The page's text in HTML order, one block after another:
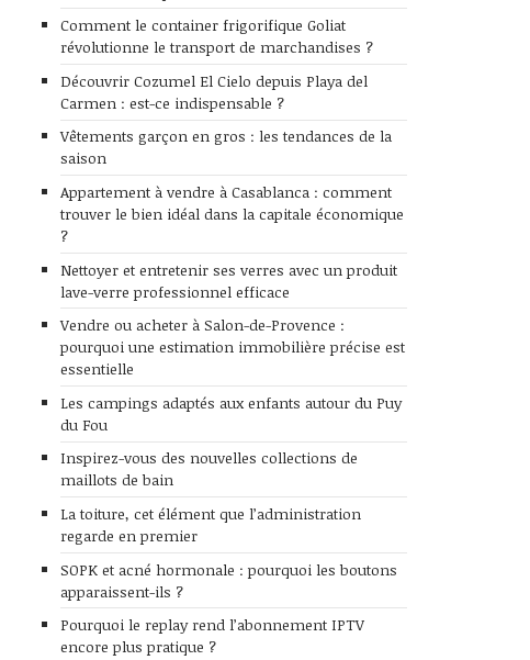
Comment le container frigorifique Goliat
révolutionne le transport de marchandises ?
Découvrir Cozumel El Cielo depuis Playa del
Carmen : est-ce indispensable ?
Vêtements garçon en gros : les tendances de la
saison
Appartement à vendre à Casablanca : comment
trouver le bien idéal dans la capitale économique
?
Nettoyer et entretenir ses verres avec un produit
lave-verre professionnel efficace
Vendre ou acheter à Salon-de-Provence :
pourquoi une estimation immobilière précise est
essentielle
Les campings adaptés aux enfants autour du Puy
du Fou
Inspirez-vous des nouvelles collections de
maillots de bain
La toiture, cet élément que l’administration
regarde en premier
SOPK et acné hormonale : pourquoi les boutons
apparaissent-ils ?
Pourquoi le replay rend l’abonnement IPTV
encore plus pratique ?